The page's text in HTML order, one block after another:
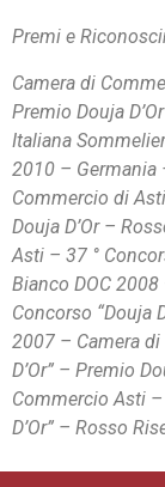
Premi e
Camera di
Premio Douja
Italiana
2010 – Germania
Commercio di
Douja D’Or –
Asti – 37 °
Bianco DOC
Concorso “Douja
2007 – Camera
D’Or” – Premio
Commercio Asti –
D’Or” – Rosso